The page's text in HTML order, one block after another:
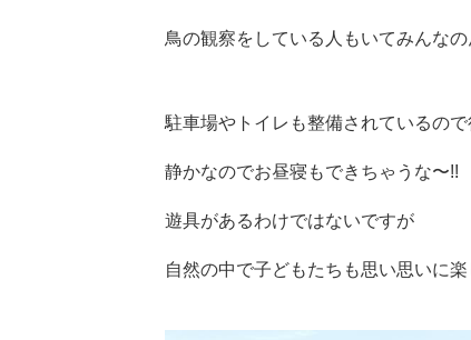
鳥の観察をしている人もいてみんな
駐車場やトイレも整備されているので
静かなのでお昼寝もできちゃうな〜!!
遊具があるわけではないですが
自然の中で子どもたちも思い思いに